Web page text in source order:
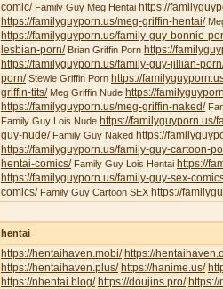
comic/Family Guy Meg Hentai https://
https://familyguyporn.us/meg-griffin-hentai/
https://familyguyporn.us/family-guy-bonnie-
lesbian-porn/Brian Griffin Porn https://
https://familyguyporn.us/family-guy-jillian-
porn/Stewie Griffin Porn https://
griffin-tits/Meg Griffin Nude https://
https://familyguyporn.us/meg-griffin-naked/
Family Guy Lois Nude https://familyguyporn.us/
guy-nude/Family Guy Naked https://
https://familyguyporn.us/family-guy-cartoon-
hentai-comics/Family Guy Lois Hentai https://
https://familyguyporn.us/family-guy-sex-
comics/Family Guy Cartoon SEX https://
hentai
https://hentaihaven.mobi/ https://
https://hentaihaven.plus/ https://hanime.us/
https://nhentai.blog/ https://doujins.pro/